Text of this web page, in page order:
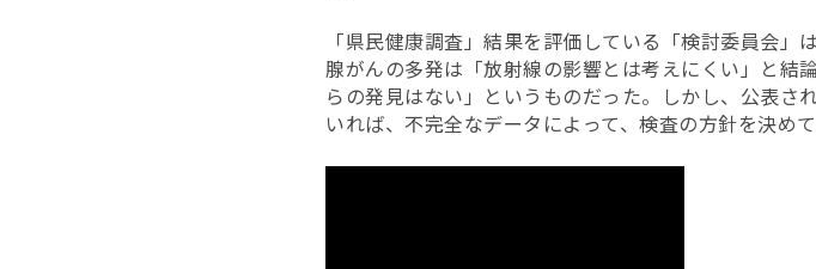
「県民健康調査」結果を評価している「検討委員会
腺がんの多発は「放射線の影響とは考えにくい」と
らの発見はない」というものだった。しかし、公表
いれば、不完全なデータによって、検査の方針を決め